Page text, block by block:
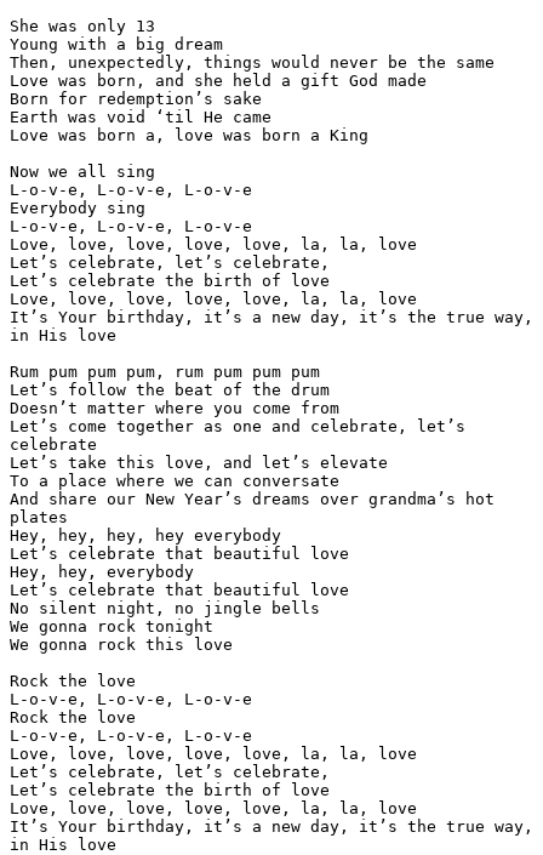
She was only 13
Young with a big dream
Then, unexpectedly, things would never be the same
Love was born, and she held a gift God made
Born for redemption’s sake
Earth was void ‘til He came
Love was born a, love was born a King
Now we all sing
L-o-v-e, L-o-v-e, L-o-v-e
Everybody sing
L-o-v-e, L-o-v-e, L-o-v-e
Love, love, love, love, love, la, la, love
Let’s celebrate, let’s celebrate,
Let’s celebrate the birth of love
Love, love, love, love, love, la, la, love
It’s Your birthday, it’s a new day, it’s the true way,
in His love
Rum pum pum pum, rum pum pum pum
Let’s follow the beat of the drum
Doesn’t matter where you come from
Let’s come together as one and celebrate, let’s
celebrate
Let’s take this love, and let’s elevate
To a place where we can conversate
And share our New Year’s dreams over grandma’s hot
plates
Hey, hey, hey, hey everybody
Let’s celebrate that beautiful love
Hey, hey, everybody
Let’s celebrate that beautiful love
No silent night, no jingle bells
We gonna rock tonight
We gonna rock this love
Rock the love
L-o-v-e, L-o-v-e, L-o-v-e
Rock the love
L-o-v-e, L-o-v-e, L-o-v-e
Love, love, love, love, love, la, la, love
Let’s celebrate, let’s celebrate,
Let’s celebrate the birth of love
Love, love, love, love, love, la, la, love
It’s Your birthday, it’s a new day, it’s the true way,
in His love